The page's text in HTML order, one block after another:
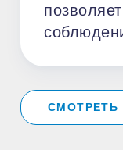
СМОТРЕТЬ